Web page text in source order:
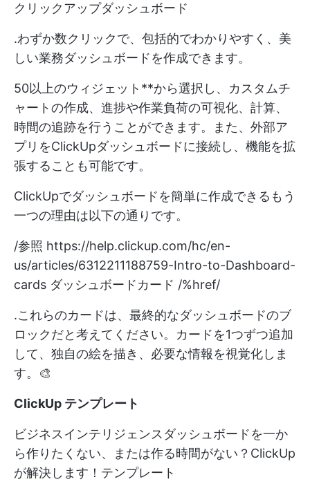
クリックアップダッシュボード
.わずか数クリックで、包括的でわかりやすく、美
しい業務ダッシュボードを作成できます。
50以上のウィジェット**から選択し、カスタムチ
ャートの作成、進捗や作業負荷の可視化、計算、
時間の追跡を行うことができます。また、外部ア
プリをClickUpダッシュボードに接続し、機能を拡
張することも可能です。
ClickUpでダッシュボードを簡単に作成できるもう
一つの理由は以下の通りです。
/参照 https://help.clickup.com/hc/en-
us/articles/6312211188759-Intro-to-Dashboard-
cards ダッシュボードカード /%href/
.これらのカードは、最終的なダッシュボードのブ
ロックだと考えてください。カードを1つずつ追加
して、独自の絵を描き、必要な情報を視覚化しま
す。🎨
ClickUp テンプレート
ビジネスインテリジェンスダッシュボードを一か
ら作りたくない、または作る時間がない？ClickUp
が解決します！テンプレート